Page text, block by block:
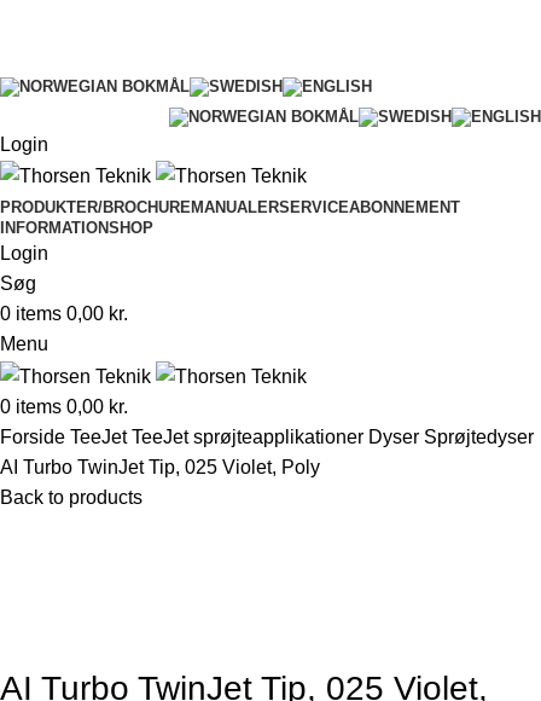
Login
PRODUKTER/BROCHUREMANUALERSERVICEABONNEMENT
INFORMATIONSHOP
Login
Søg
0 items 0,00 kr.
Menu
0 items 0,00 kr.
Forside TeeJetTeeJet sprøjteapplikationer Dyser Sprøjtedyser
AI Turbo TwinJet Tip, 025 Violet, Poly
Back to products
AI Turbo TwinJet Tip, 025 Violet,